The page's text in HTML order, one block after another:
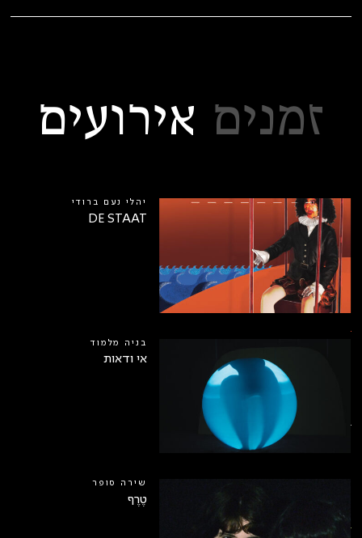
זמנים אירועים
יהלי נעם ברודי
DE STAAT
בניה מלמוד
אי ודאות
שירה סופר
טֶרֶף